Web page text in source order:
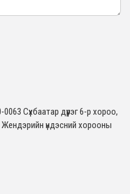
Сүхбаатар дүүрэг 6-р хороо,
үндэсний хорооны